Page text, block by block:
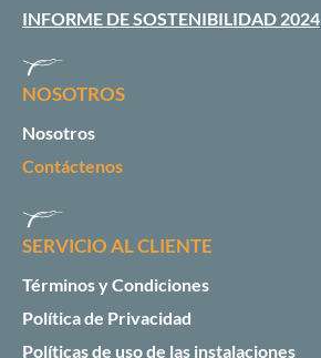
INFORME DE SOSTENIBILIDAD 2024
NOSOTROS
Nosotros
Contáctenos
SERVICIO AL CLIENTE
Términos y Condiciones
Política de Privacidad
Políticas de uso de las instalaciones